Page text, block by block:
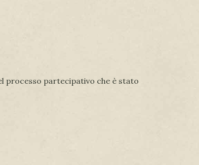
partecipativo che è stato